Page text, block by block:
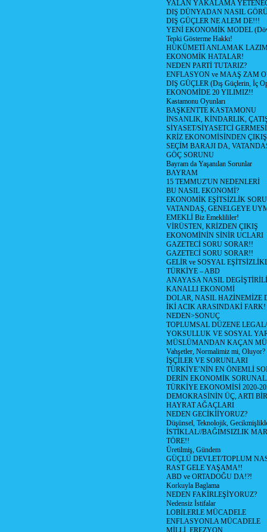
YALAN YAKALAMA
DIŞ DÜNYADAN NASIL
DIŞ GÜÇLER NE ALEM DE!!!
YENİ EKONOMİK MODEL
Tepki Gösterme Hakkı!
HÜKÜMETİ ANLAMAK
EKONOMİK HATALAR!
NEDEN PARTİ TUTARIZ?
ENFLASYON ve MAAŞ ZAM
DIŞ GÜÇLER (Dış Güçlerin, İç
EKONOMİDE 20 YILIMIZ!!
Kastamonu Oyunları
BAŞKENTTE KASTAMONU
İNSANLIK, KİNDARLIK,
SİYASET/SİYASETCİ
KRİZ EKONOMİSİNDEN ÇIKIŞ
SEÇİM BARAJI DA,
GÖÇ SORUNU
Bayram da Yaşanılan Sorunlar
BAYRAM
15 TEMMUZ'UN NEDENLERİ
BU NASIL EKONOMİ?
EKONOMİK EŞİTSİZLİK
VATANDAŞ, GENELGEYE
EMEKLİ Biz Emeklililer!
VİRÜSTEN, KRİZDEN ÇIKIŞ
EKONOMİNİN SİNİR UCLARI
GAZETECİ SORU SORAR!!
GAZETECİ SORU SORAR!!
GELİR ve SOSYAL
TÜRKİYE – ABD
ANAYASA NASIL
KANALLI EKONOMİ
DOLAR, NASIL HAZİNEMİZE
İKİ ACIK ARASINDAKİ FARK!
NEDEN>SONUÇ
TOPLUMSAL DÜZENE
YOKSULLUK VE SOSYAL
MÜSLÜMANDAN KAÇAN
Vahşetler, Normalimiz mi, Oluyor?
İŞÇİLER VE SORUNLARI
TÜRKİYE’NİN EN ÖNEMLİ
DERİN EKONOMİK
TÜRKİYE EKONOMİSİ 2020-
DEMOKRASİNİN ÜÇ, ARTI
HAYRAT AĞAÇLARI
NEDEN GECİKİİYORUZ?
Düşünsel, Teknolojik,
İSTİKLAL//BAĞIMSIZLIK
TÖRE!!
Üretilmiş, Gündem
GÜÇLÜ DEVLET/TOPLUM
RAST GELE YAŞAMA!!
ABD ve ORTADOĞU DA!?!
Korkuyla Baglama
NEDEN FAKİRLEŞİYORUZ?
Nedensiz İstifalar
LOBİLERLE MÜCADELE
ENFLASYONLA MÜCADELE
MİLLİ, EREZYON